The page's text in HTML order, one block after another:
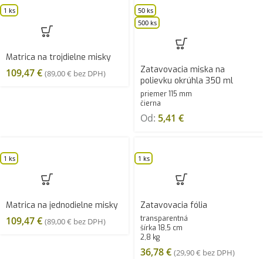
1 ks
Matrica na trojdielne misky
109,47€ (89,00€ bez DPH)
50 ks
500 ks
Zatavovacia miska na
polievku okrúhla 350 ml
priemer 115 mm
čierna
Od: 5,41 €
1 ks
Matrica na jednodielne misky
109,47€ (89,00€ bez DPH)
1 ks
Zatavovacia fólia
transparentná
šírka 18,5 cm
2,8 kg
36,78€ (29,90€ bez DPH)